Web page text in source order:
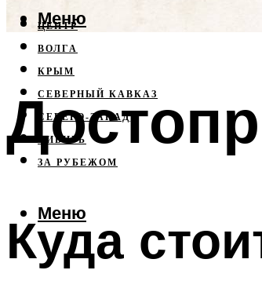
ЦЕНТР
ВОЛГА
КРЫМ
СЕВЕРНЫЙ КАВКАЗ
СЕВЕРО-ЗАПАД
СИБИРЬ
ЗА РУБЕЖОМ
Меню
Меню
Куда